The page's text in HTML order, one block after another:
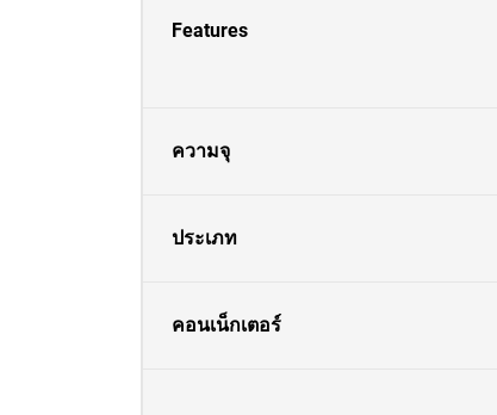
Features
ความจุ
ประเภท
คอนเน็กเตอร์